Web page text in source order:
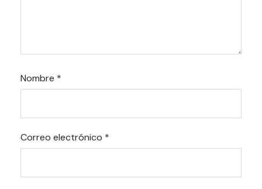
Nombre *
Correo electrónico *